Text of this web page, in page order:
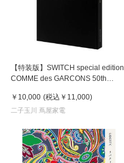
【特装版】SWITCH special edition
COMME des GARCONS 50th
￥10,000 (税込 ￥11,000)
二子玉川 蔦屋家電